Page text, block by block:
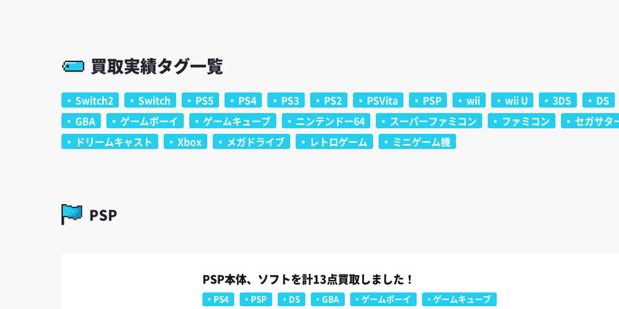
買取実績タグ一覧
Switch2 Switch PS5 PS4 PS3 PS2 PSVita PSP wii wii U 3DS
DS
GBA
ゲームボーイ ゲームキューブ ニンテンドー64 スーパーファミコン ファミコン
セガサタ
ドリームキャスト
Xbox メガドライブ レトロゲーム ミニゲーム機
PSP
PSP本体、ソフトを計13点買取しました！
PS4 PSP DS GBA ゲームボーイ ゲームキューブ